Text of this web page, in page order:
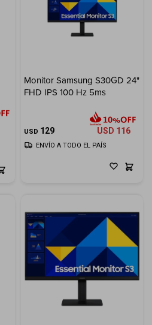
Monitor Samsung S30GD 24"
FHD IPS 100 Hz 5ms
USD 129 USD 116
ENVÍO A TODO EL PAÍS